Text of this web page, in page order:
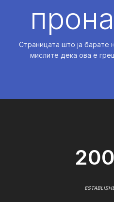
Страницата што ја барате
мислите дека ова е